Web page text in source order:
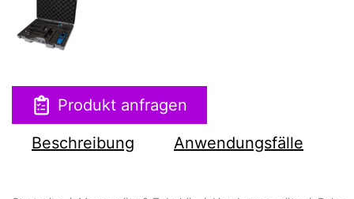
Produkt anfragen
Beschreibung
Anwendungsfälle